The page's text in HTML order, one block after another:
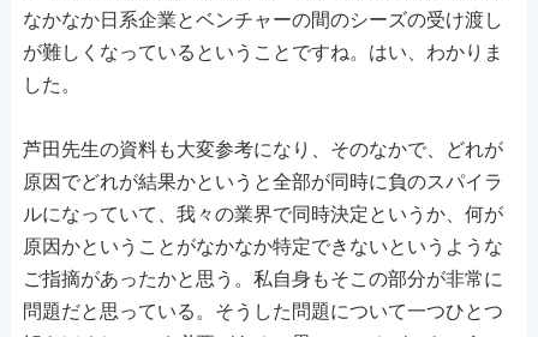
なかなか日系企業とベンチャーの間のシーズの受け渡し
が難しくなっているということですね。はい、わかりま
した。
芦田先生の資料も大変参考になり、そのなかで、どれが
原因でどれが結果かというと全部が同時に負のスパイラ
ルになっていて、我々の業界で同時決定というか、何が
原因かということがなかなか特定できないというような
ご指摘があったかと思う。私自身もそこの部分が非常に
問題だと思っている。そうした問題について一つひとつ